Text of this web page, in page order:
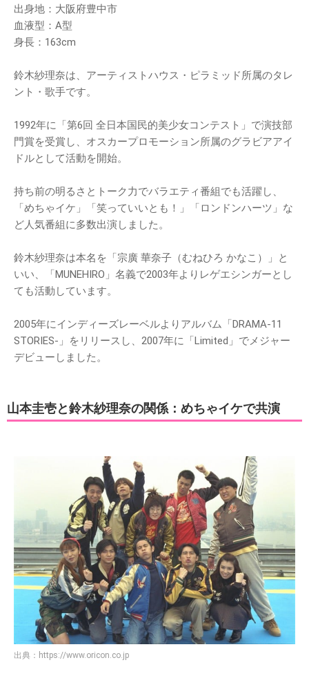
出身地：大阪府豊中市
血液型：A型
身長：163cm
鈴木紗理奈は、アーティストハウス・ピラミッド所属のタレ
ント・歌手です。
1992年に「第6回 全日本国民的美少女コンテスト」で演技部
門賞を受賞し、オスカープロモーション所属のグラビアアイ
ドルとして活動を開始。
持ち前の明るさとトーク力でバラエティ番組でも活躍し、
「めちゃイケ」「笑っていいとも！」「ロンドンハーツ」な
ど人気番組に多数出演しました。
鈴木紗理奈は本名を「宗廣 華奈子（むねひろ かなこ）」と
いい、「MUNEHIRO」名義で2003年よりレゲエシンガーとし
ても活動しています。
2005年にインディーズレーベルよりアルバム「DRAMA-11
STORIES-」をリリースし、2007年に「Limited」でメジャー
デビューしました。
山本圭壱と鈴木紗理奈の関係：めちゃイケで共演
出典： https://www.oricon.co.jp